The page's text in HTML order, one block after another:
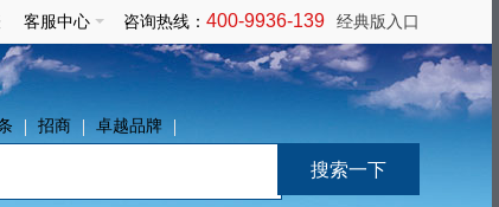
经典版入口
咨询热线： 400-9936-139
客服中心
招商 卓越品牌